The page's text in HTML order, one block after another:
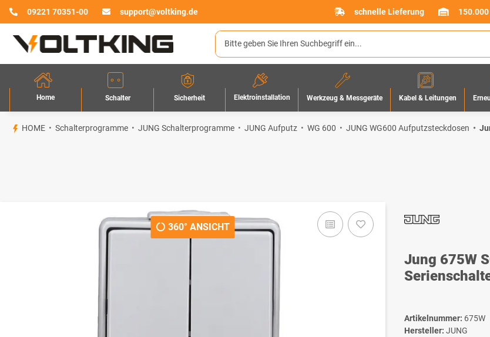
09221 70351-00 support@voltking.de schnelle Lieferung
Home Schalter Sicherheit Elektroinstallation Werkzeug & Messgeräte Kabel & Leitungen
HOME Schalterprogramme JUNG Schalterprogramme JUNG Aufputz WG 600 JUNG WG600 Aufputzsteckdosen
360° ANSICHT
Jung 675W
Artikelnummer: 675W
Hersteller: JUNG